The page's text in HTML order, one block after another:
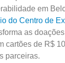
em
do Centro de
as
cartões de R$
parceiras.